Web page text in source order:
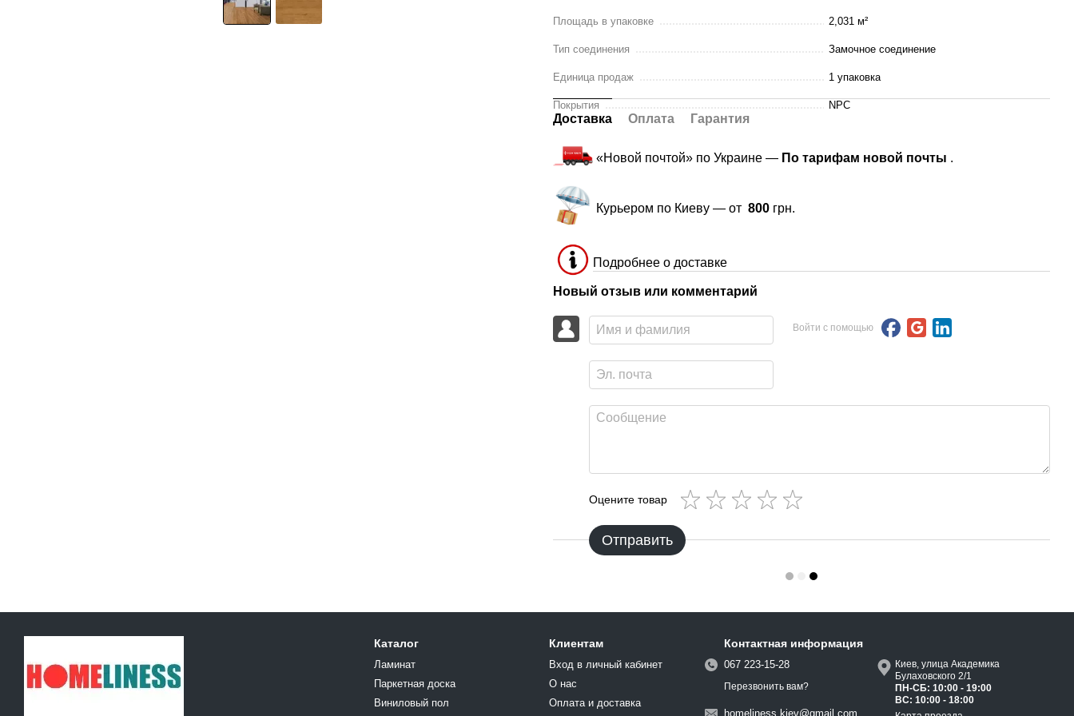
Площадь в упаковке 2,031 м²
Тип соединения Замочное соединение
Единица продаж 1 упаковка
Покрытия NPC
Доставка Оплата Гарантия
«Новой почтой» по Украине — По тарифам новой почты .
Курьером по Киеву — от 800 грн.
Подробнее о доставке
Новый отзыв или комментарий
Войти с помощью
Оцените товар
Отправить
Каталог
Ламинат
Паркетная доска
Виниловый пол
Клиентам
Вход в личный кабинет
О нас
Оплата и доставка
Контактная информация
067 223-15-28
Перезвонить вам?
homeliness.kiev@gmail.com
Киев, улица Академика
Булаховского 2/1
ПН-СБ: 10:00 - 19:00
ВС: 10:00 - 18:00